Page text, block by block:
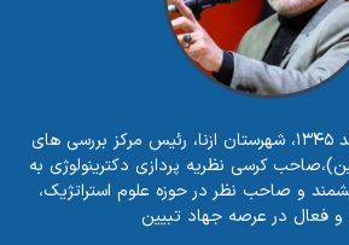
دکتر حسن عباسی، متولد ۱۳۴۵، شهرستان ازنا، رئیس مرکز بررسی های
کرسی نظریه پردازی دکترینولوژی به
و صاحب نظر در حوزه علوم استراتژیک،
و فعال در عرصه جهاد تبیین